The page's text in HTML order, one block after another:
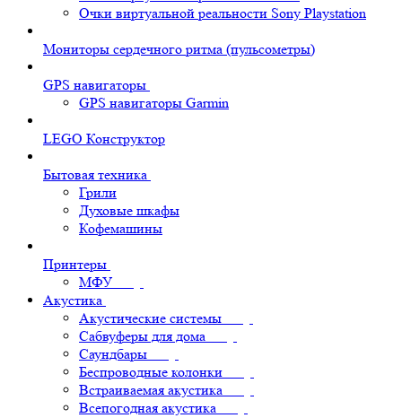
Очки виртуальной реальности Sony Playstation
Мониторы сердечного ритма (пульсометры)
GPS навигаторы
GPS навигаторы Garmin
LEGO Конструктор
Бытовая техника
Грили
Духовые шкафы
Кофемашины
Принтеры
МФУ
Акустика
Акустические системы
Сабвуферы для дома
Саундбары
Беспроводные колонки
Встраиваемая акустика
Всепогодная акустика